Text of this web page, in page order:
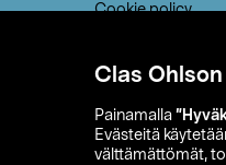
Clas
Painamalla
Evästeitä
välttämättömät,
Cookie policy
Saavutettavuus